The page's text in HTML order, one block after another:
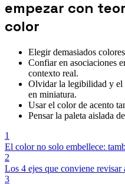
empezar con
color
Elegir demasiados
Confiar en asociaciones
contexto real.
Olvidar la legibilidad y el
en miniatura.
Usar el color de acento
Pensar la paleta aislada
1
El color no solo embellece:
2
Los 4 ejes que conviene revisar
3